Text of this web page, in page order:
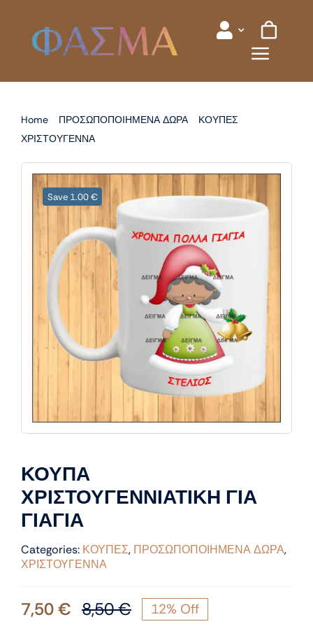
content
Home ΠΡΟΣΩΠΟΠΟΙΗΜΕΝΑ ΔΩΡΑ
ΚΟΥΠΕΣ
ΧΡΙΣΤΟΥΓΕΝΝΑ
Save 1.00 €
ΚΟΥΠΑ
ΧΡΙΣΤΟΥΓΕΝΝΙΑΤΙΚΗ ΓΙΑ
ΓΙΑΓΙΑ
Categories: ΚΟΥΠΕΣ, ΠΡΟΣΩΠΟΠΟΙΗΜΕΝΑ ΔΩΡΑ,
ΧΡΙΣΤΟΥΓΕΝΝΑ
8,50€Original
7,50€
Η
12% Off